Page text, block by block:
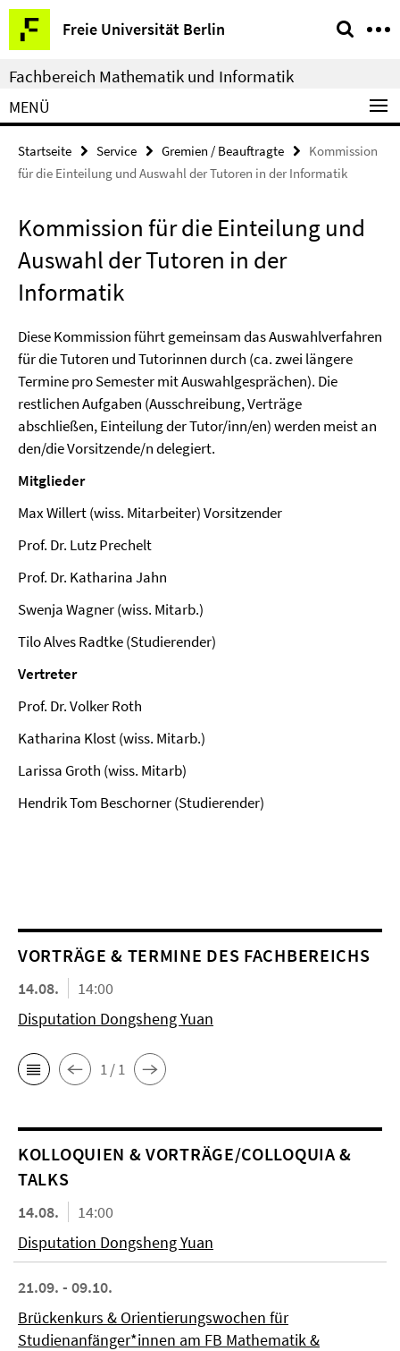
Springe
direkt
zu
Inhalt
Freie Universität Berlin
Service-
Navigation
Fachbereich Mathematik und Informatik
MENÜ
Startseite Service Gremien / Beauftragte
Kommission
für die Einteilung und Auswahl der Tutoren in der Informatik
Kommission für die Einteilung und
Auswahl der Tutoren in der
Informatik
Diese Kommission führt gemeinsam das Auswahlverfahren
für die Tutoren und Tutorinnen durch (ca. zwei längere
Termine pro Semester mit Auswahlgesprächen). Die
restlichen Aufgaben (Ausschreibung, Verträge
abschließen, Einteilung der Tutor/inn/en) werden meist an
den/die Vorsitzende/n delegiert.
Mitglieder
Max Willert (wiss. Mitarbeiter) Vorsitzender
Prof. Dr. Lutz Prechelt
Prof. Dr. Katharina Jahn
Swenja Wagner (wiss. Mitarb.)
Tilo Alves Radtke (Studierender)
Vertreter
Prof. Dr. Volker Roth
Katharina Klost (wiss. Mitarb.)
Larissa Groth (wiss. Mitarb)
Hendrik Tom Beschorner (Studierender)
VORTRÄGE & TERMINE DES FACHBEREICHS
14.08.
14:00
Disputation Dongsheng Yuan
1 / 1
KOL­LO­QUIEN & VORTRÄGE/COLLOQUIA &
TALKS
14.08.
14:00
Disputation Dongsheng Yuan
21.09. - 09.10.
Brückenkurs & Orientierungswochen für
Studienanfänger*innen am FB Mathematik &